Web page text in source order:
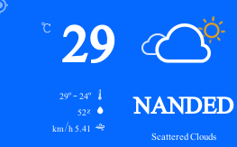
NANDED
Scattered Clouds
29
℃
52%
5.41 km/h